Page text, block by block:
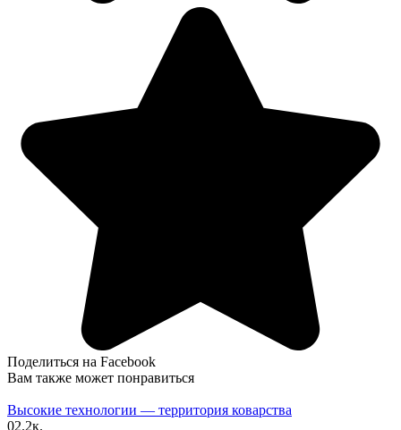
Поделиться на Facebook
Вам также может понравиться
Высокие технологии — территория коварства
02.2к.